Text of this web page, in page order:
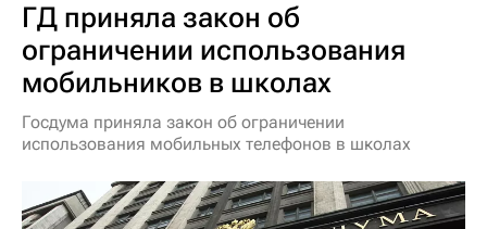
ГД приняла закон об
ограничении использования
мобильников в школах
Госдума приняла закон об ограничении
использования мобильных телефонов в школах